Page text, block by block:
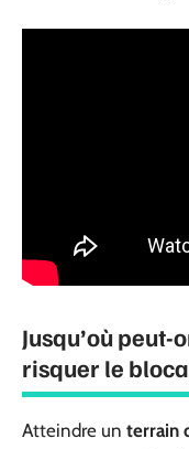
Jusqu’où
risquer le
Atteindre un terrain